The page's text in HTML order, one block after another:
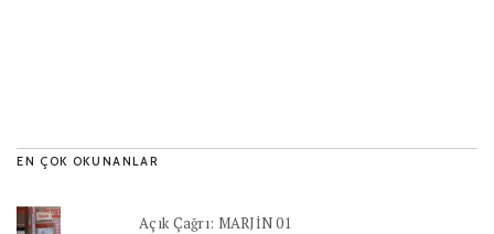
EN ÇOK OKUNANLAR
Açık Çağrı: MARJİN 01